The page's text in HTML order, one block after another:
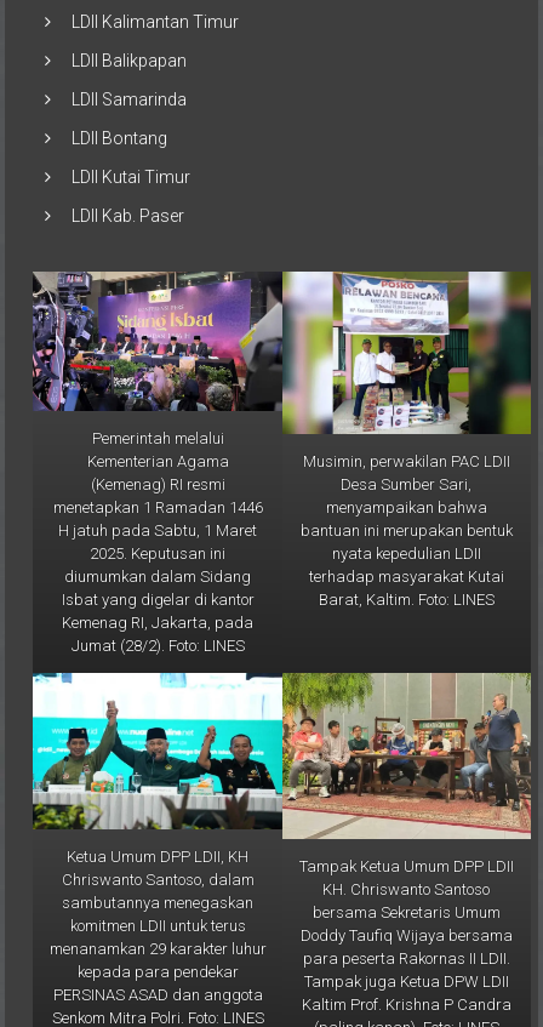
LDII Kalimantan Timur
LDII Balikpapan
LDII Samarinda
LDII Bontang
LDII Kutai Timur
LDII Kab. Paser
Pemerintah melalui
Kementerian Agama
(Kemenag) RI resmi
menetapkan 1 Ramadan 1446
H jatuh pada Sabtu, 1 Maret
2025. Keputusan ini
diumumkan dalam Sidang
Isbat yang digelar di kantor
Kemenag RI, Jakarta, pada
Jumat (28/2). Foto: LINES
Musimin, perwakilan PAC LDII
Desa Sumber Sari,
menyampaikan bahwa
bantuan ini merupakan bentuk
nyata kepedulian LDII
terhadap masyarakat Kutai
Barat, Kaltim. Foto: LINES
Ketua Umum DPP LDII, KH
Chriswanto Santoso, dalam
sambutannya menegaskan
komitmen LDII untuk terus
menanamkan 29 karakter luhur
kepada para pendekar
PERSINAS ASAD dan anggota
Senkom Mitra Polri. Foto: LINES
Tampak Ketua Umum DPP LDII
KH. Chriswanto Santoso
bersama Sekretaris Umum
Doddy Taufiq Wijaya bersama
para peserta Rakornas II LDII.
Tampak juga Ketua DPW LDII
Kaltim Prof. Krishna P Candra